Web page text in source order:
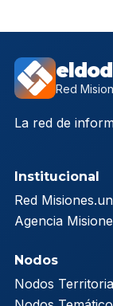
Red
La red de
Institucional
Red
Agencia
Nodos
Nodos